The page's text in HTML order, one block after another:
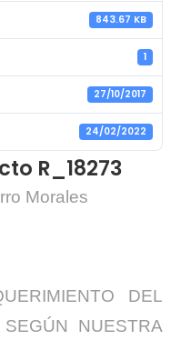
843.67 KB
1
27/10/2017
24/02/2022
R_18273
Morales
DEL
NUESTRA